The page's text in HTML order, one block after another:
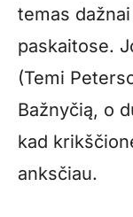
temas
paskaitose.
(Temi
Bažnyčią, o
kad
anksčiau.